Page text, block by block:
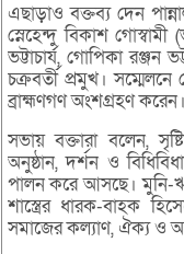
এছাড়াও বক্তব্য দেন
স্নেহেন্দু বিকাশ গোস্বামী
ভট্টাচার্য, গোপিকা রঞ্জন
চক্রবর্তী প্রমুখ।
ব্রাহ্মণগণ অংশগ্রহণ করেন।
সভায় বক্তারা বলেন,
অনুষ্ঠান, দর্শন ও
পালন করে আসছে। মুনি-
শাস্ত্রের ধারক-বাহক
সমাজের কল্যাণ, ঐক্য ও